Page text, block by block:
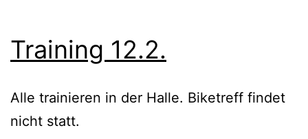
Training 12.2.
Alle trainieren in der Halle. Biketreff findet
nicht statt.